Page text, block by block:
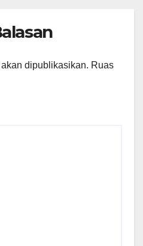
dipublikasikan. Ruas